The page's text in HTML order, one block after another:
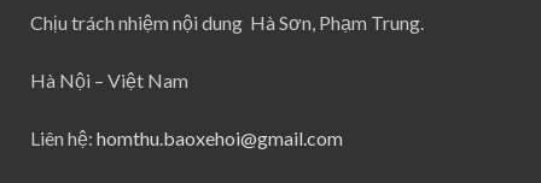
Chịu trách nhiệm nội dung Hà Sơn, Phạm Trung.
Hà Nội – Việt Nam
Liên hệ: homthu.baoxehoi@gmail.com